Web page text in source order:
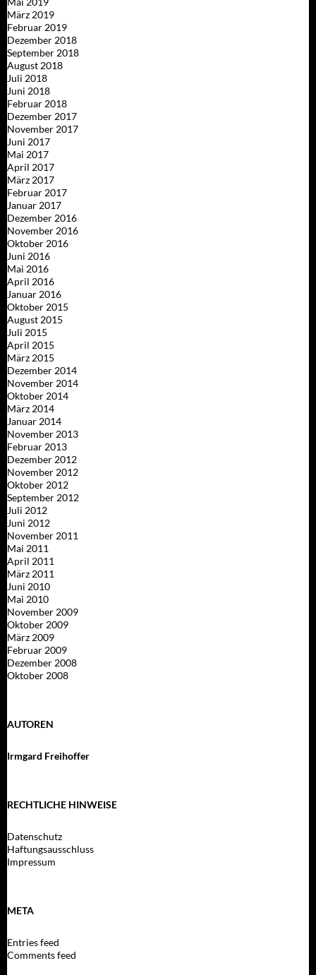
März 2019
Februar 2019
Dezember 2018
September 2018
August 2018
Juli 2018
Juni 2018
Februar 2018
Dezember 2017
November 2017
Juni 2017
Mai 2017
April 2017
März 2017
Februar 2017
Januar 2017
Dezember 2016
November 2016
Oktober 2016
Juni 2016
Mai 2016
April 2016
Januar 2016
Oktober 2015
August 2015
Juli 2015
April 2015
März 2015
Dezember 2014
November 2014
Oktober 2014
März 2014
Januar 2014
November 2013
Februar 2013
Dezember 2012
November 2012
Oktober 2012
September 2012
Juli 2012
Juni 2012
November 2011
Mai 2011
April 2011
März 2011
Juni 2010
Mai 2010
November 2009
Oktober 2009
März 2009
Februar 2009
Dezember 2008
Oktober 2008
AUTOREN
Irmgard Freihoffer
RECHTLICHE HINWEISE
Datenschutz
Haftungsausschluss
Impressum
META
Entries feed
Comments feed